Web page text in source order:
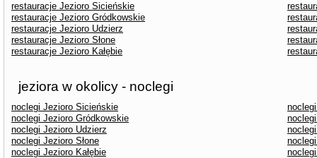
restauracje Jezioro Sicieńskie
restauracje Jezioro Gródkowskie
restauracje Jezioro Udzierz
restauracje Jezioro Słone
restauracje Jezioro Kałębie
jeziora w okolicy - noclegi
noclegi Jezioro Sicieńskie
noclegi Jezioro Gródkowskie
noclegi Jezioro Udzierz
noclegi Jezioro Słone
noclegi Jezioro Kałębie